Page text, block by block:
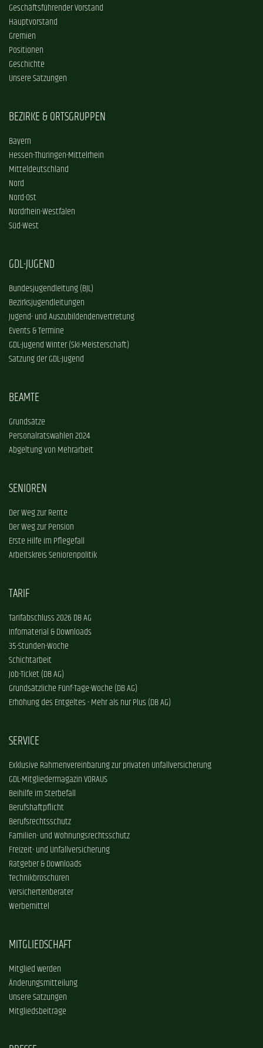
Geschäftsführender Vorstand
Hauptvorstand
Gremien
Positionen
Geschichte
Unsere Satzungen
BEZIRKE & ORTSGRUPPEN
Bayern
Hessen-Thüringen-Mittelrhein
Mitteldeutschland
Nord
Nord-Ost
Nordrhein-Westfalen
Süd-West
GDL-JUGEND
Bundesjugendleitung (BJL)
Bezirksjugendleitungen
Jugend- und Auszubildendenvertretung
Events & Termine
GDL-Jugend Winter (Ski-Meisterschaft)
Satzung der GDL-Jugend
BEAMTE
Grundsätze
Personalratswahlen 2024
Abgeltung von Mehrarbeit
SENIOREN
Der Weg zur Rente
Der Weg zur Pension
Erste Hilfe im Pflegefall
Arbeitskreis Seniorenpolitik
TARIF
Tarifabschluss 2026 DB AG
Infomaterial & Downloads
35-Stunden-Woche
Schichtarbeit
Job-Ticket (DB AG)
Grundsätzliche Fünf-Tage-Woche (DB AG)
Erhöhung des Entgeltes - Mehr als nur Plus (DB AG)
SERVICE
Exklusive Rahmenvereinbarung zur privaten Unfallversicherung
GDL-Mitgliedermagazin VORAUS
Beihilfe im Sterbefall
Berufshaftpflicht
Berufsrechtsschutz
Familien- und Wohnungsrechtsschutz
Freizeit- und Unfallversicherung
Ratgeber & Downloads
Technikbroschüren
Versichertenberater
Werbemittel
MITGLIEDSCHAFT
Mitglied werden
Änderungsmitteilung
Unsere Satzungen
Mitgliedsbeiträge